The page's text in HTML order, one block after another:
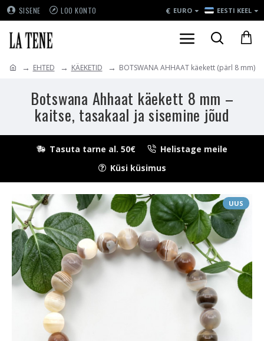
SISENE LOO KONTO € EURO EESTI KEEL
EHTED KÄEKETID BOTSWANA AHHAAT käekett (pärl 8 mm)
Botswana Ahhaat käekett 8 mm –
kaitse, tasakaal ja sisemine jõud
Tasuta tarne al. 50€
Helistage meile
Küsi küsimus
UUS